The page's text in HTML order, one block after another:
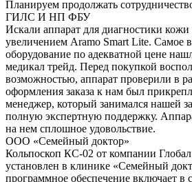
Планируем продолжать
ГИЛС И НП ФБУ
Искали аппарат для диагностики
увеличением Aramo Smart Lite. Самое
оборудование по адекватной цене
медикал трейд. Перед покупкой
возможностью, аппарат проверили в
оформления заказа к нам был
менеджер, который занимался нашей
полную экспертную поддержку.
на нем сплошное удовольствие.
ООО «Семейный доктор»
Кольпоскоп КС-02 от компании
установлен в клинике «Семейный
программное обеспечение включает в